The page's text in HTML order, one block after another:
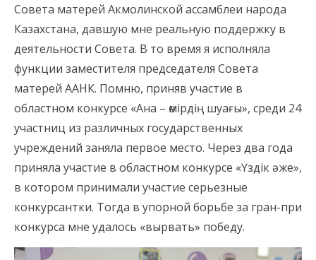
Совета матерей Акмолинской ассамблеи народа
Казахстана, давшую мне реальную поддержку в
деятельности Совета. В то время я исполняла
функции заместителя председателя Совета
матерей ААНК. Помню, приняв участие в
областном конкурсе «Ана – өмірдің шуағы», среди 24
участниц из различных государственных
учреждений заняла первое место. Через два года
приняла участие в областном конкурсе «Үздік әже»,
в котором принимали участие серьезные
конкурсантки. Тогда в упорной борьбе за гран-при
конкурса мне удалось «вырвать» победу.